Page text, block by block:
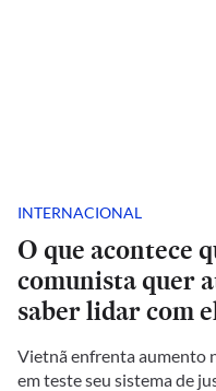
INTERNACIONAL
O que acontece
comunista quer
saber lidar com
Vietnã enfrenta aumento
em teste seu sistema de